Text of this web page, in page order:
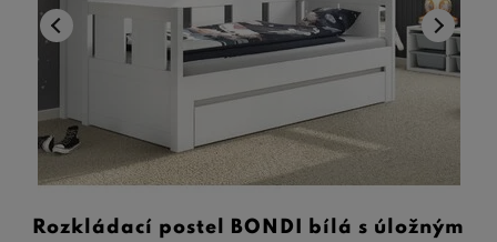
Rozkládací postel BONDI bílá s úložným